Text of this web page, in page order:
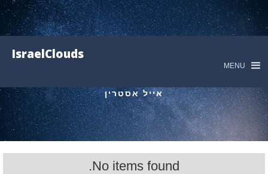
IsraelClouds
MENU
אייל אסטרין
No items found.